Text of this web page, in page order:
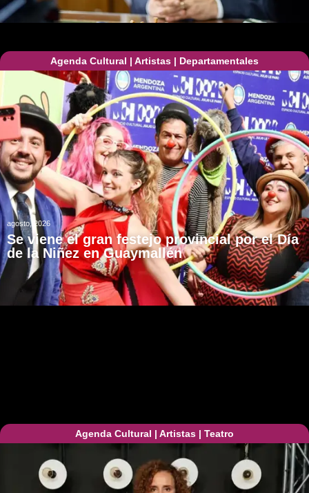
Agenda Cultural | Artistas | Departamentales
agosto, 2026
Se viene el gran festejo provincial por el Día
de la Niñez en Guaymallén
Agenda Cultural | Artistas | Teatro